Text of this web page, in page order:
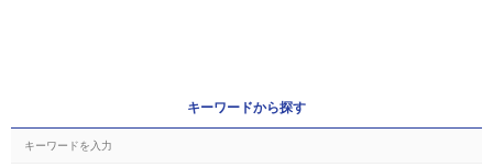
キーワードから探す